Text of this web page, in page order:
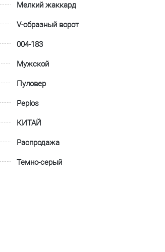
Мелкий жаккард
V-образный ворот
004-183
Мужской
Пуловер
Peplos
КИТАЙ
Распродажа
Темно-серый